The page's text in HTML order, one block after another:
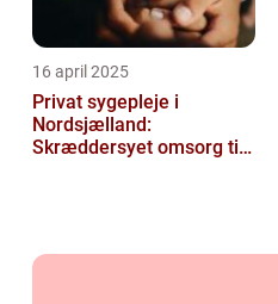
16 april 2025
Privat sygepleje i
Nordsjælland:
Skræddersyet omsorg til